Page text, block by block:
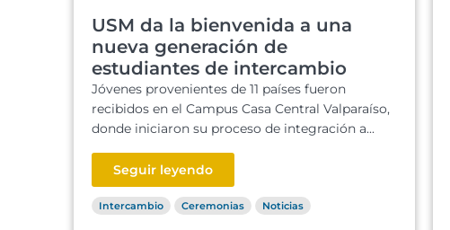
USM da la bienvenida a una
nueva generación de
estudiantes de intercambio
Jóvenes provenientes de 11 países fueron
recibidos en el Campus Casa Central Valparaíso,
donde iniciaron su proceso de integración a...
Seguir leyendo
Intercambio Ceremonias Noticias